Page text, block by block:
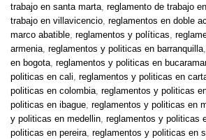
trabajo en santa marta reglamento de trabajo
trabajo en villavicencio reglamentos en doble
marco abatible reglamentos y políticas
armenia reglamentos y politicas en barranquilla
en bogota reglamentos y politicas en
politicas en cali reglamentos y politicas en
politicas en colombia reglamentos y politicas
politicas en ibague reglamentos y politicas en
y politicas en medellin reglamentos y politicas
politicas en pereira reglamentos y politicas en